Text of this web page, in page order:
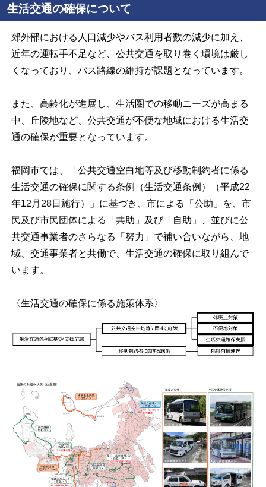
生活交通の確保について
郊外部における人口減少やバス利用者数の減少に加え、
近年の運転手不足など、公共交通を取り巻く環境は厳し
くなっており、バス路線の維持が課題となっています。
また、高齢化が進展し、生活圏での移動ニーズが高まる
中、丘陵地など、公共交通が不便な地域における生活交
通の確保が重要となっています。
福岡市では、「公共交通空白地等及び移動制約者に係る
生活交通の確保に関する条例（生活交通条例）（平成22
年12 月 28日施行）」に基づき、市による「公助」を、市
民及び市民団体による「共助」及び「自助」、並びに公
共交通事業者のさらなる「努力」で補い合いながら、地
域、交通事業者と共働で、生活交通の確保に取り組んで
います。
〈生活交通の確保に係る施策体系〉